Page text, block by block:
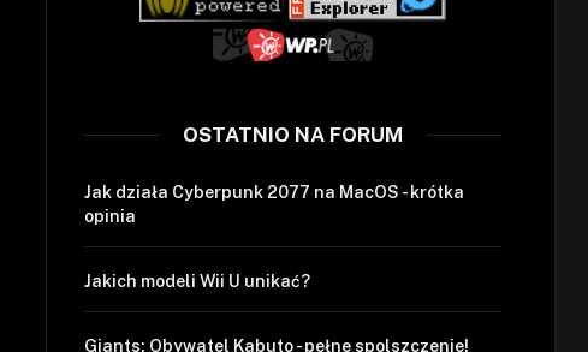
OSTATNIO NA FORUM
Jak działa Cyberpunk 2077 na MacOS - krótka
opinia
Jakich modeli Wii U unikać?
Giants: Obywatel Kabuto - pełne spolszczenie!